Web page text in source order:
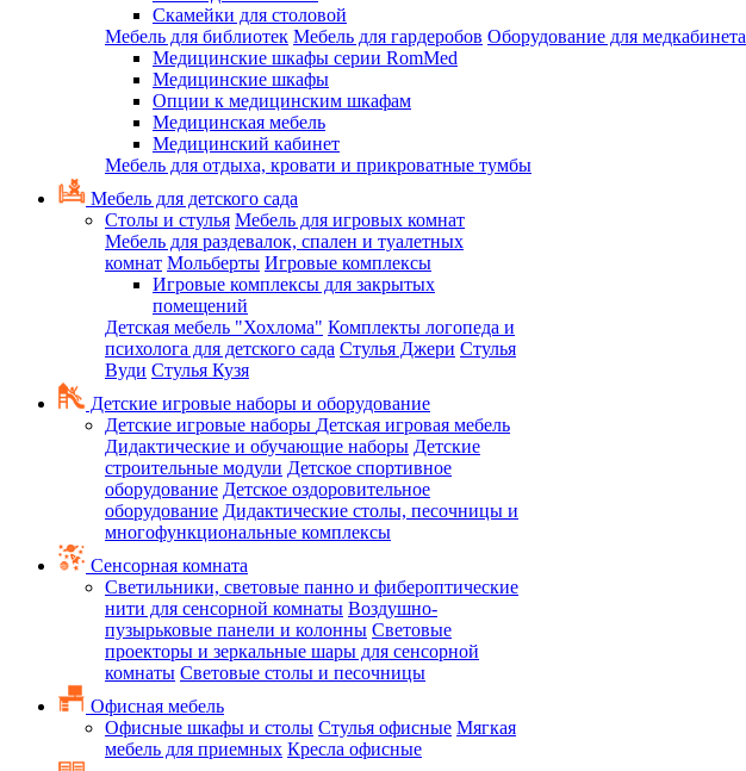
Скамейки для столовой
Мебель для библиотек Мебель для гардеробов Оборудование для медкабинета
Медицинские шкафы серии RomMed
Медицинские шкафы
Опции к медицинским шкафам
Медицинская мебель
Медицинский кабинет
Мебель для отдыха, кровати и прикроватные тумбы
Мебель для детского сада
Столы и стулья Мебель для игровых комнат
Мебель для раздевалок, спален и туалетных
комнат Мольберты Игровые комплексы
Игровые комплексы для закрытых
помещений
Детская мебель "Хохлома" Комплекты логопеда и
психолога для детского сада Стулья Джери Стулья
Вуди Стулья Кузя
Детские игровые наборы и оборудование
Детские игровые наборы Детская игровая мебель
Дидактические и обучающие наборы Детские
строительные модули Детское спортивное
оборудование Детское оздоровительное
оборудование Дидактические столы, песочницы и
многофункциональные комплексы
Сенсорная комната
Светильники, световые панно и фибероптические
нити для сенсорной комнаты Воздушно-
пузырьковые панели и колонны Световые
проекторы и зеркальные шары для сенсорной
комнаты Световые столы и песочницы
Офисная мебель
Офисные шкафы и столы Стулья офисные Мягкая
мебель для приемных Кресла офисные